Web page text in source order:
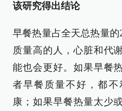
该研究得出结论
早餐热量占全天总热量的
质量高的人，心脏和代
能也会更好。如果早餐
者早餐质量不好，都
康；如果早餐热量太少